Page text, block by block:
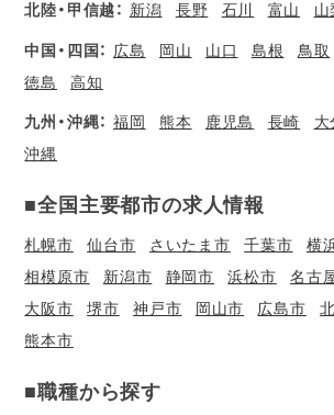
北陸・甲信越： 新潟 長野 石川 富山 山
中国・四国： 広島 岡山 山口 島根 鳥取
徳島
高知
九州・沖縄： 福岡 熊本 鹿児島 長崎 大
沖縄
■全国主要都市の求人情報
札幌市 仙台市 さいたま市 千葉市 横
相模原市
新潟市 静岡市 浜松市 名古
大阪市
堺市 神戸市 岡山市 広島市
熊本市
■職種から探す